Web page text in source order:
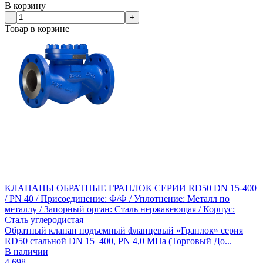
В корзину
- +
Товар в корзине
КЛАПАНЫ ОБРАТНЫЕ ГРАНЛОК СЕРИИ RD50 DN 15-400
/ PN 40 / Присоединение: Ф/Ф / Уплотнение: Металл по
металлу / Запорный орган: Сталь нержавеющая / Корпус:
Сталь углеродистая
Обратный клапан подъемный фланцевый «Гранлок» серия
RD50 стальной DN 15–400, PN 4,0 МПа (Торговый До...
В наличии